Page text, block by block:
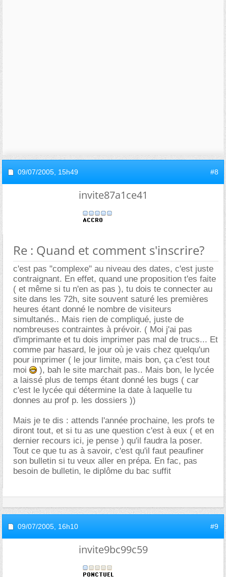
09/07/2005, 15h49 #8
invite87a1ce41
Re : Quand et comment s'inscrire?
c'est pas "complexe" au niveau des dates, c'est juste
contraignant. En effet, quand une proposition t'es faite
( et même si tu n'en as pas ), tu dois te connecter au
site dans les 72h, site souvent saturé les premières
heures étant donné le nombre de visiteurs
simultanés.. Mais rien de compliqué, juste de
nombreuses contraintes à prévoir. ( Moi j'ai pas
d'imprimante et tu dois imprimer pas mal de trucs... Et
comme par hasard, le jour où je vais chez quelqu'un
pour imprimer ( le jour limite, mais bon, ça c'est tout
moi
), bah le site marchait pas.. Mais bon, le lycée
a laissé plus de temps étant donné les bugs ( car
c'est le lycée qui détermine la date à laquelle tu
donnes au prof p. les dossiers ))
Mais je te dis : attends l'année prochaine, les profs te
diront tout, et si tu as une question c'est à eux ( et en
dernier recours ici, je pense ) qu'il faudra la poser.
Tout ce que tu as à savoir, c'est qu'il faut peaufiner
son bulletin si tu veux aller en prépa. En fac, pas
besoin de bulletin, le diplôme du bac suffit
09/07/2005, 16h10 #9
invite9bc99c59